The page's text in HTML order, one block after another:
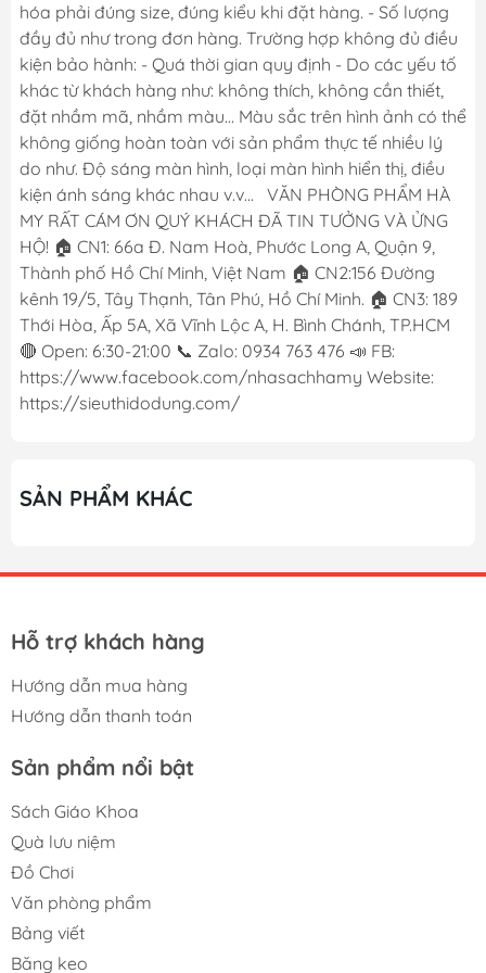
hóa phải đúng size, đúng kiểu khi đặt hàng. - Số lượng
đầy đủ như trong đơn hàng. Trường hợp không đủ điều
kiện bảo hành: - Quá thời gian quy định - Do các yếu tố
khác từ khách hàng như: không thích, không cần thiết,
đặt nhầm mã, nhầm màu... Màu sắc trên hình ảnh có thể
không giống hoàn toàn với sản phẩm thực tế nhiều lý
do như. Độ sáng màn hình, loại màn hình hiển thị, điều
kiện ánh sáng khác nhau v.v... VĂN PHÒNG PHẨM HÀ
MY RẤT CÁM ƠN QUÝ KHÁCH ĐÃ TIN TƯỞNG VÀ ỬNG
HỘ! 🏠 CN1: 66a Đ. Nam Hoà, Phước Long A, Quận 9,
Thành phố Hồ Chí Minh, Việt Nam 🏠 CN2:156 Đường
kênh 19/5, Tây Thạnh, Tân Phú, Hồ Chí Minh. 🏠 CN3: 189
Thới Hòa, Ấp 5A, Xã Vĩnh Lộc A, H. Bình Chánh, TP.HCM
🔴 Open: 6:30-21:00 📞 Zalo: 0934 763 476 📣 FB:
https://www.facebook.com/nhasachhamy Website:
https://sieuthidodung.com/
SẢN PHẨM KHÁC
Hỗ trợ khách hàng
Hướng dẫn mua hàng
Hướng dẫn thanh toán
Sản phẩm nổi bật
Sách Giáo Khoa
Quà lưu niệm
Đồ Chơi
Văn phòng phẩm
Bảng viết
Băng keo